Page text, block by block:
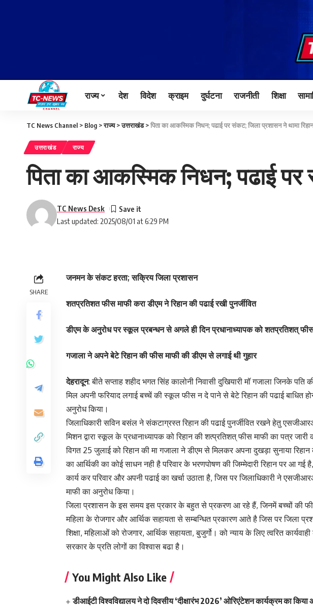
राज्य देश विदेश क्राइम दुर्घटना राजनीती शिक्षा
TC News Channel > Blog >राज्य>उत्तराखंड>पिता का आकस्मिक निधन; पढाई पर संकट; जिला प्रशासन ने थामा
उत्तराखंड राज्य
पिता का आकस्मिक निधन; पढाई पर
Last updated: 2025/08/01 at 6:29 PM
TC News Desk
SHARE
जनमन के संकट हरता; सक्रिय जिला प्रशासन
शतप्रतिशत फीस माफी करा डीएम ने रिहान की पढाई रखी पुनर्जीवित
डीएम के अनुरोध पर स्कूल प्रबन्धन से अगले ही दिन प्रधानाध्यापक को शतप्रतिशत् फीस
गजाला ने अपने बेटे रिहान की फीस माफी की डीएम से लगाई थी गुहार
देहरादून: बीते सप्ताह शहीद भगत सिंह कालोनी निवासी दुखियारी मॉ गजाला जिनके
मिल अपनी फरियाद लगाई बच्चें की स्कूल फीस न दे पाने से बेटे रिहान की पढाई बाधित
अनुरोध किया।
जिलाधिकारी सविन बसंल ने संकटाग्रस्त रिहान की पढाई पुनर्जीवित रखने हेतु
मिशन द्वारा स्कूल के प्रधानाध्यापक को रिहान की शत्प्रतिशत् फीस माफी का पत्र जारी
विगत 25 जुलाई को रिहान की मा गजाला ने डीएम से मिलकर अपना दुखड़ा सुनाया रिहान
का आर्थिकी का कोई साधन नही है परिवार के भरणपोषण की जिम्मेदारी रिहान पर आ गई
कार्य कर परिवार और अपनी पढाई का खर्चा उठाता है, जिस पर जिलाधिकारी ने
माफी का अनुरोध किया।
जिला प्रशासन के इस समय इस प्रकार के बहुत से प्रकरण आ रहे हैं, जिनमें बच्चों की फीस
महिला के रोजगार और आर्थिक सहायता से सम्बन्धित प्रकारण आते है जिस पर जिला
शिक्षा, महिलाओं को रोजगार, आर्थिक सहायता, बुजुर्गो। को न्याय के लिए त्वरित
सरकार के प्रति लोगों का विश्वास बढा है।
You Might Also Like
डीआईटी विश्वविद्यालय ने दो दिवसीय ‘दीक्षारंभ 2026’ ओरिएंटेशन कार्यक्रम का